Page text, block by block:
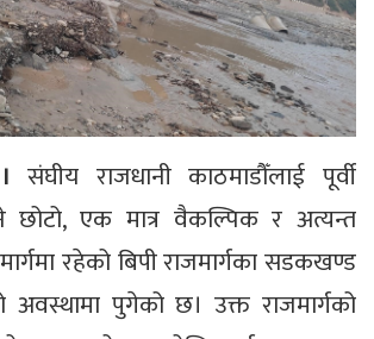
।संघीय राजधानी काठमाडौँलाई पूर्वी
एक मात्र वैकल्पिक र अत्यन्त
रहेको बिपी राजमार्गका सडकखण्ड
अवस्थामा पुगेको छ। उक्त राजमार्गको